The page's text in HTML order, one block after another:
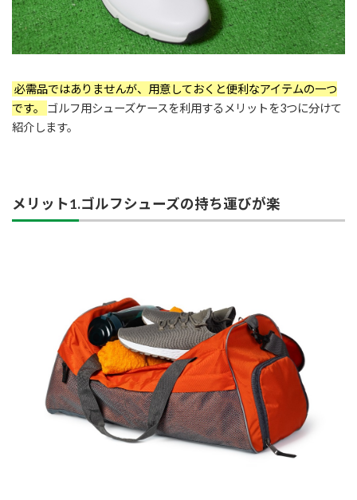
必需品ではありませんが、用意しておくと便利なアイテムの一つ
です。 ゴルフ用シューズケースを利用するメリットを3つに分けて
紹介します。
メリット1.ゴルフシューズの持ち運びが楽